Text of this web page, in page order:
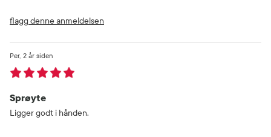
flagg denne anmeldelsen
Sprøyte
2 år siden
Per
Ligger godt i hånden.